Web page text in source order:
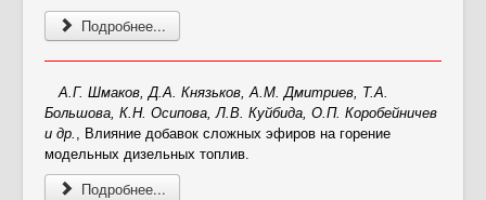
Контакты
Противодействие коррупции
Подробнее...
А.Г. Шмаков, Д.А. Князьков, А.М. Дмитриев, Т.А.
Большова, К.Н. Осипова, Л.В. Куйбида, О.П. Коробейничев
и др.
, Влияние добавок сложных эфиров на горение
модельных дизельных топлив.
Подробнее...